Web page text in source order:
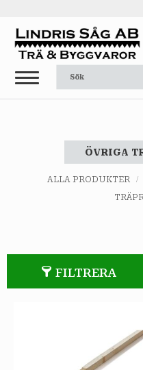
Meny
ÖVRIGA
ALLA PRODUKTER
FILTRERA